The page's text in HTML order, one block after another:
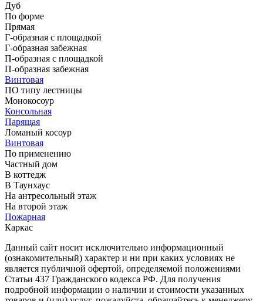
Дуб
По форме
Прямая
Г-образная с площадкой
Г-образная забежная
П-образная с площадкой
П-образная забежная
Винтовая
ПО типу лестницы
Монокосоур
Консольная
Парящая
Ломаный косоур
Винтовая
По применению
Частный дом
В коттедж
В Таунхаус
На антресольный этаж
На второй этаж
Пожарная
Каркас
Данный сайт носит исключительно информационный
(ознакомительный) характер и ни при каких условиях не
является публичной офертой, определяемой положениями
Статьи 437 Гражданского кодекса РФ. Для получения
подробной информации о наличии и стоимости указанных